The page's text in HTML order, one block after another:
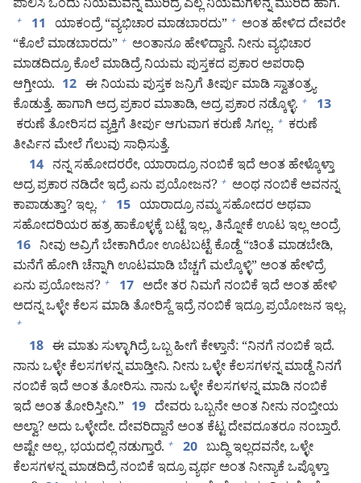
ಪಾಲಿಸಿ ಒಂದು ನಿಯಮವನ್ನ ಮುರಿದ್ರೆ ಎಲ್ಲ ನಿಯಮಗಳನ್ನ ಮುರಿದ ಹಾಗೆ.
+ 11 ಯಾಕಂದ್ರೆ “ವ್ಯಭಿಚಾರ ಮಾಡಬಾರದು” + ಅಂತ ಹೇಳಿದ ದೇವರೇ
“ಕೊಲೆ ಮಾಡಬಾರದು” + ಅಂತಾನೂ ಹೇಳಿದ್ದಾನೆ. ನೀನು ವ್ಯಭಿಚಾರ
ಮಾಡದಿದ್ರೂ ಕೊಲೆ ಮಾಡಿದ್ರೆ ನಿಯಮ ಪುಸ್ತಕದ ಪ್ರಕಾರ ಅಪರಾಧಿ
ಆಗ್ತೀಯ. 12 ಈ ನಿಯಮ ಪುಸ್ತಕ ಜನ್ರಿಗೆ ತೀರ್ಪು ಮಾಡಿ ಸ್ವಾತಂತ್ರ್ಯ
ಕೊಡುತ್ತೆ. ಹಾಗಾಗಿ ಅದ್ರ ಪ್ರಕಾರ ಮಾತಾಡಿ, ಅದ್ರ ಪ್ರಕಾರ ನಡ್ಕೊಳ್ಳಿ. + 13
ಕರುಣೆ ತೋರಿಸದ ವ್ಯಕ್ತಿಗೆ ತೀರ್ಪು ಆಗುವಾಗ ಕರುಣೆ ಸಿಗಲ್ಲ. + ಕರುಣೆ
ತೀರ್ಪಿನ ಮೇಲೆ ಗೆಲುವು ಸಾಧಿಸುತ್ತೆ.
14 ನನ್ನ ಸಹೋದರರೇ, ಯಾರಾದ್ರೂ ನಂಬಿಕೆ ಇದೆ ಅಂತ ಹೇಳ್ಕೊಳ್ತಾ
ಅದ್ರ ಪ್ರಕಾರ ನಡಿದೇ ಇದ್ರೆ ಏನು ಪ್ರಯೋಜನ? + ಅಂಥ ನಂಬಿಕೆ ಅವನನ್ನ
ಕಾಪಾಡುತ್ತಾ? ಇಲ್ಲ. + 15 ಯಾರಾದ್ರೂ ನಮ್ಮ ಸಹೋದರ ಅಥವಾ
ಸಹೋದರಿಯರ ಹತ್ರ ಹಾಕೊಳ್ಳಕ್ಕೆ ಬಟ್ಟೆ ಇಲ್ಲ, ತಿನ್ನೋಕೆ ಊಟ ಇಲ್ಲ ಅಂದ್ರೆ
16 ನೀವು ಅವ್ರಿಗೆ ಬೇಕಾಗಿರೋ ಊಟಬಟ್ಟೆ ಕೊಡ್ದೆ “ಚಿಂತೆ ಮಾಡಬೇಡಿ,
ಮನೆಗೆ ಹೋಗಿ ಚೆನ್ನಾಗಿ ಊಟಮಾಡಿ ಬೆಚ್ಚಗೆ ಮಲ್ಕೊಳ್ಳಿ” ಅಂತ ಹೇಳಿದ್ರೆ
ಏನು ಪ್ರಯೋಜನ? + 17 ಅದೇ ತರ ನಿಮಗೆ ನಂಬಿಕೆ ಇದೆ ಅಂತ ಹೇಳಿ
ಅದನ್ನ ಒಳ್ಳೇ ಕೆಲಸ ಮಾಡಿ ತೋರಿಸ್ದೆ ಇದ್ರೆ ನಂಬಿಕೆ ಇದ್ರೂ ಪ್ರಯೋಜನ ಇಲ್ಲ.
+
18 ಈ ಮಾತು ಸುಳ್ಳಾಗಿದ್ರೆ ಒಬ್ಬ ಹೀಗೆ ಕೇಳ್ತಾನೆ: “ನಿನಗೆ ನಂಬಿಕೆ ಇದೆ.
ನಾನು ಒಳ್ಳೇ ಕೆಲಸಗಳನ್ನ ಮಾಡ್ತೀನಿ. ನೀನು ಒಳ್ಳೇ ಕೆಲಸಗಳನ್ನ ಮಾಡ್ದೆ ನಿನಗೆ
ನಂಬಿಕೆ ಇದೆ ಅಂತ ತೋರಿಸು. ನಾನು ಒಳ್ಳೇ ಕೆಲಸಗಳನ್ನ ಮಾಡಿ ನಂಬಿಕೆ
ಇದೆ ಅಂತ ತೋರಿಸ್ತೀನಿ.” 19 ದೇವರು ಒಬ್ಬನೇ ಅಂತ ನೀನು ನಂಬ್ತೀಯ
ಅಲ್ವಾ? ಅದು ಒಳ್ಳೇದೇ. ದೇವರಿದ್ದಾನೆ ಅಂತ ಕೆಟ್ಟ ದೇವದೂತರೂ ನಂಬ್ತಾರೆ.
ಅಷ್ಟೇ ಅಲ್ಲ, ಭಯದಲ್ಲಿ ನಡುಗ್ತಾರೆ. + 20 ಬುದ್ಧಿ ಇಲ್ಲದವನೇ, ಒಳ್ಳೇ
ಕೆಲಸಗಳನ್ನ ಮಾಡದಿದ್ರೆ ನಂಬಿಕೆ ಇದ್ರೂ ವ್ಯರ್ಥ ಅಂತ ನೀನ್ಯಾಕೆ ಒಪ್ಕೊಳ್ತಾ